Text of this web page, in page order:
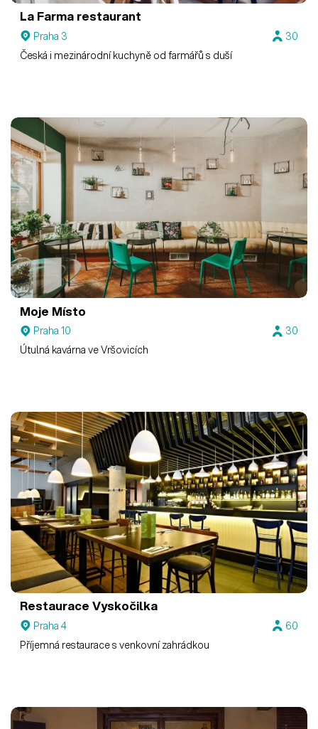
La Farma restaurant
Praha 3
30
Česká i mezinárodní kuchyně od farmářů s duší
Moje Místo
Praha 10
30
Útulná kavárna ve Vršovicích
Restaurace Vyskočilka
Praha 4
60
Příjemná restaurace s venkovní zahrádkou